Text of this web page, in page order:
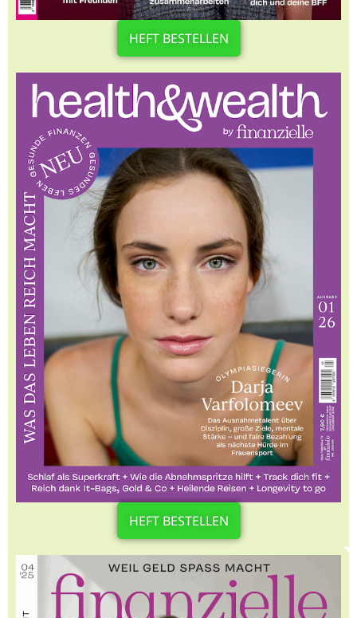
HEFT BESTELLEN
HEFT BESTELLEN